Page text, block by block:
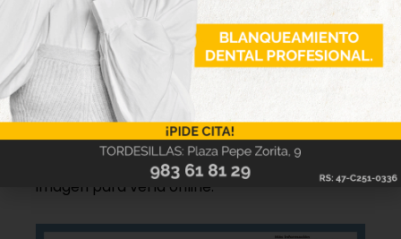
Nueva edición
disponible
Hazte ya con la trigésimo séptima edición de
la revista Tordesillas al día. Haz clic sobre la
imagen para verla online.